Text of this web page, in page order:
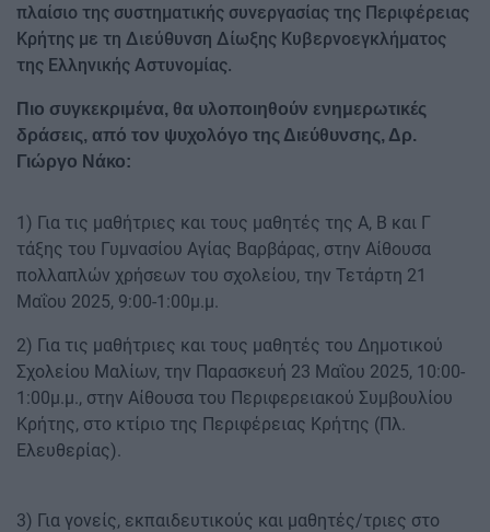
πλαίσιο της συστηματικής συνεργασίας της Περιφέρειας
Κρήτης με τη Διεύθυνση Δίωξης Κυβερνοεγκλήματος
της Ελληνικής Αστυνομίας.
Πιο συγκεκριμένα, θα υλοποιηθούν ενημερωτικές
δράσεις, από τον ψυχολόγο της Διεύθυνσης, Δρ.
Γιώργο Νάκο:
1) Για τις μαθήτριες και τους μαθητές της Α, Β και Γ
τάξης του Γυμνασίου Αγίας Βαρβάρας, στην Αίθουσα
πολλαπλών χρήσεων του σχολείου, την Τετάρτη 21
Μαΐου 2025, 9:00-1:00μ.μ.
2) Για τις μαθήτριες και τους μαθητές του Δημοτικού
Σχολείου Μαλίων, την Παρασκευή 23 Μαΐου 2025, 10:00-
1:00μ.μ., στην Αίθουσα του Περιφερειακού Συμβουλίου
Κρήτης, στο κτίριο της Περιφέρειας Κρήτης (Πλ.
Ελευθερίας).
3) Για γονείς, εκπαιδευτικούς και μαθητές/τριες στο